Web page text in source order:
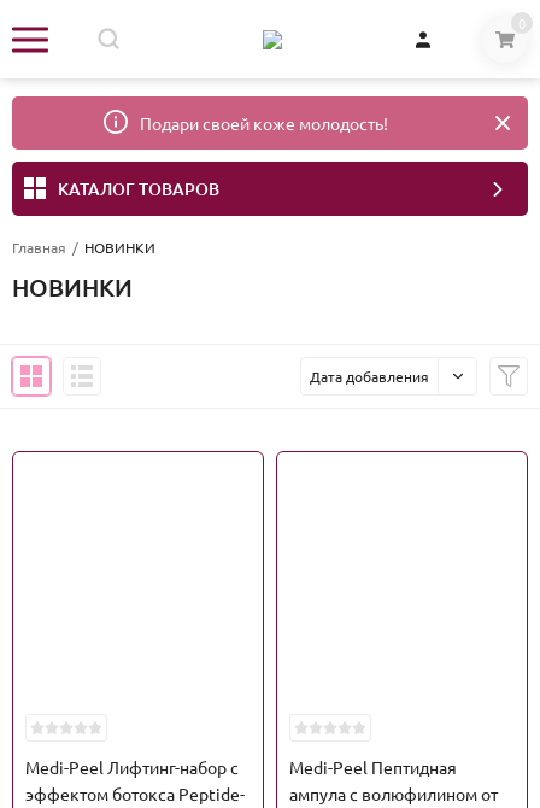
0
Подари своей коже молодость!
КАТАЛОГ ТОВАРОВ
Главная / НОВИНКИ
НОВИНКИ
Дата добавления
Medi-Peel Лифтинг-набор с
эффектом ботокса Peptide-
Medi-Peel Пептидная
ампула с волюфилином от